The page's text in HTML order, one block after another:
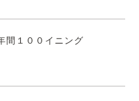
間１００イニング